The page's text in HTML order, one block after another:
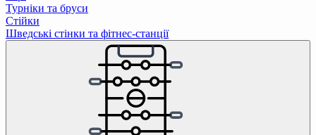
Турніки та бруси
Стійки
Шведські стінки та фітнес-станції